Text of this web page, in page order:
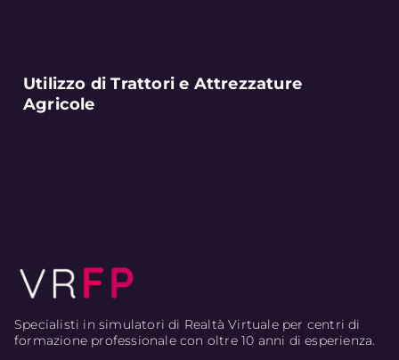
Utilizzo di Trattori e Attrezzature
Agricole
Specialisti in simulatori di Realtà Virtuale per centri di
formazione professionale con oltre 10 anni di esperienza.